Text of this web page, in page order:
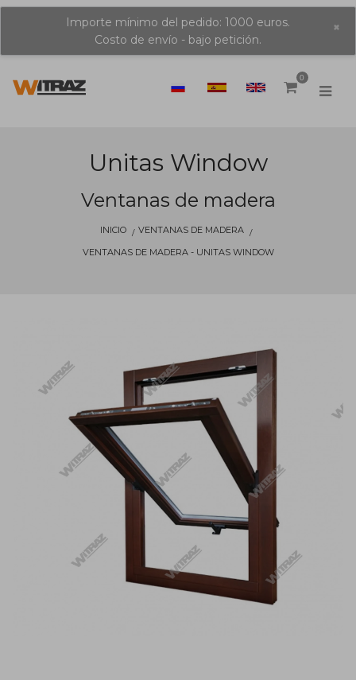
Importe mínimo del pedido: 1000 euros.
Costo de envío - bajo petición.
×
0
Unitas Window
Ventanas de madera
INICIO
VENTANAS DE MADERA
VENTANAS DE MADERA - UNITAS WINDOW